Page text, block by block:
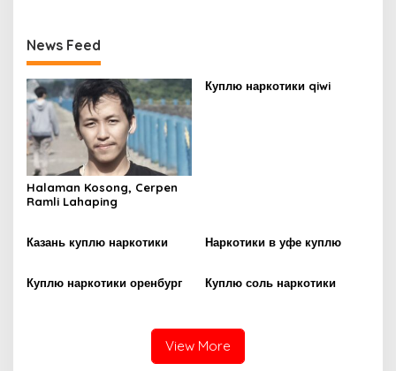
News Feed
Halaman Kosong, Cerpen
Ramli Lahaping
Куплю наркотики qiwi
Казань куплю наркотики Наркотики в уфе куплю
Куплю наркотики оренбург Куплю соль наркотики
View More